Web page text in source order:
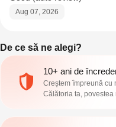
Aug 07, 2026
De ce să ne alegi?
10+ ani de
Creștem împreună cu
Călătoria ta, povestea